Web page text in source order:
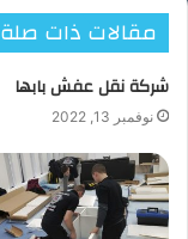
مقالات ذات صلة
شركة نقل عفش بابها
نوفمبر 13, 2022